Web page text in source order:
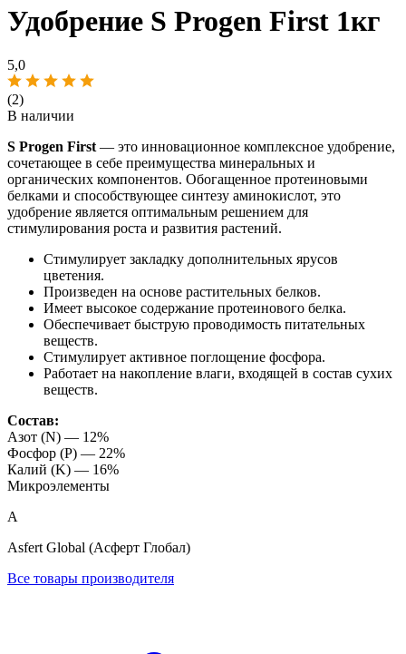
Удобрение S Progen First 1кг
5,0
(2)
В наличии
S Progen First — это инновационное комплексное удобрение,
сочетающее в себе преимущества минеральных и
органических компонентов. Обогащенное протеиновыми
белками и способствующее синтезу аминокислот, это
удобрение является оптимальным решением для
стимулирования роста и развития растений.
Стимулирует закладку дополнительных ярусов
цветения.
Произведен на основе растительных белков.
Имеет высокое содержание протеинового белка.
Обеспечивает быструю проводимость питательных
веществ.
Стимулирует активное поглощение фосфора.
Работает на накопление влаги, входящей в состав сухих
веществ.
Состав:
Азот (N) — 12%
Фосфор (P) — 22%
Калий (K) — 16%
Микроэлементы
A
Asfert Global (Асферт Глобал)
Все товары производителя